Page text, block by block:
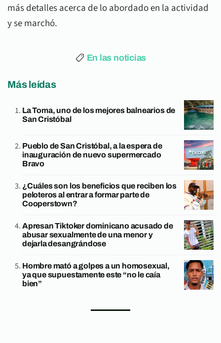
más detalles acerca de lo abordado en la actividad
y se marchó.
En las noticias
Más leídas
La Toma, uno de los mejores balnearios de
San Cristóbal
Pueblo de San Cristóbal, a la espera de
inauguración de nuevo supermercado
Bravo
¿Cuáles son los beneficios que reciben los
peloteros al entrar a formar parte de
Cooperstown?
Apresan Tiktoker dominicano acusado de
abusar sexualmente de una menor y
dejarla desangrándose
Hombre mató a golpes a un homosexual,
ya que supuestamente este “no le caía
bien”